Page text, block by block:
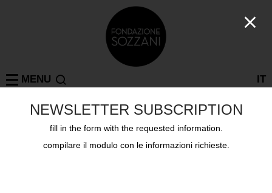
IT
MENU
Collections
IRVING PENN
NEWSLETTER SUBSCRIPTION
fill in the form with the requested information.
compilare il modulo con le informazioni richieste.